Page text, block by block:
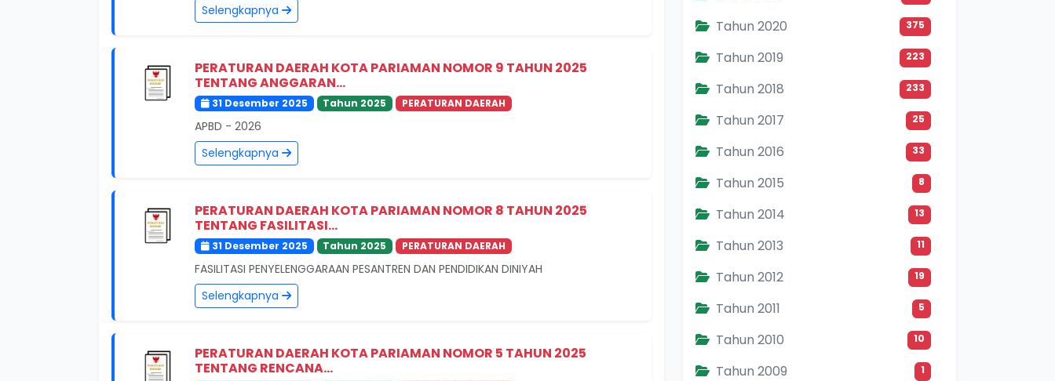
Selengkapnya
PERATURAN DAERAH KOTA PARIAMAN NOMOR 9 TAHUN 2025
TENTANG ANGGARAN...
31 Desember 2025 Tahun 2025 PERATURAN DAERAH
APBD - 2026
Selengkapnya
PERATURAN DAERAH KOTA PARIAMAN NOMOR 8 TAHUN 2025
TENTANG FASILITASI...
31 Desember 2025 Tahun 2025 PERATURAN DAERAH
FASILITASI PENYELENGGARAAN PESANTREN DAN PENDIDIKAN DINIYAH
Selengkapnya
PERATURAN DAERAH KOTA PARIAMAN NOMOR 5 TAHUN 2025
TENTANG RENCANA...
Tahun 2020 375
Tahun 2019 223
Tahun 2018 233
Tahun 2017 25
Tahun 2016 33
Tahun 2015 8
Tahun 2014 13
Tahun 2013 11
Tahun 2012 19
Tahun 2011 5
Tahun 2010 10
Tahun 2009 1